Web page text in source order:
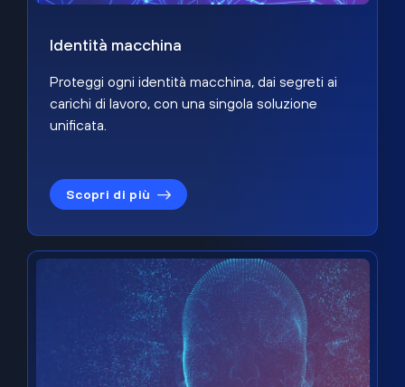
Identità macchina
Proteggi ogni identità macchina, dai segreti ai
carichi di lavoro, con una singola soluzione
unificata.
Scopri di più